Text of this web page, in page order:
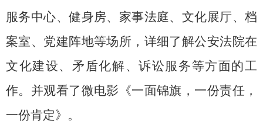
服务中心、健身房、家事法庭、文化展厅、档
案室、党建阵地等场所，详细了解公安法院在
文化建设、矛盾化解、诉讼服务等方面的工
作。并观看了微电影《一面锦旗，一份责任，
一份肯定》。